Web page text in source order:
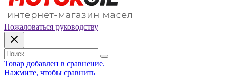
Пожаловаться руководству
Товар добавлен в сравнение.
Нажмите, чтобы сравнить